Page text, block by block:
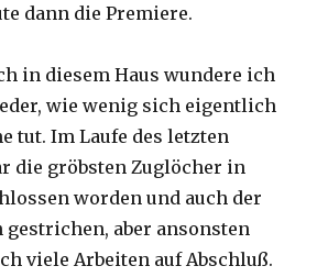
dann die Premiere.
in diesem Haus wundere ich
wie wenig sich eigentlich
tut. Im Laufe des letzten
die gröbsten Zuglöcher in
worden und auch der
aber ansonsten
viele Arbeiten auf Abschluß.